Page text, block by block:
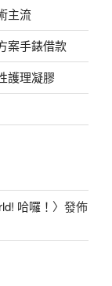
主流
案手錶借款
護理凝膠
哈囉！ 〉發佈